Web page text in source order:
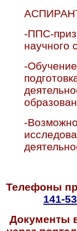
-ППС-
научного
-
-
Телефоны
141-
Документы